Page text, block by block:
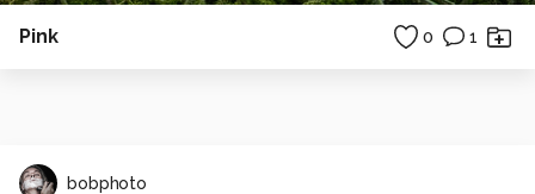
Pink 0 1
bobphoto